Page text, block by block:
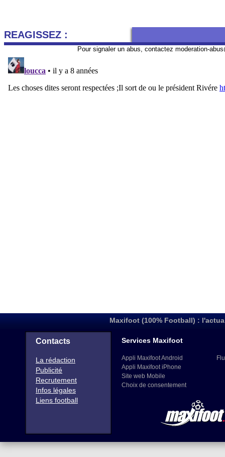
REAGISSEZ :
Pour signaler un abus, contactez moderation-
Maxifoot (100% Football) :
Contacts
La rédaction
Publicité
Recrutement
Infos légales
Liens football
Services Maxifoot
Appli Maxifoot Android
Appli Maxifoot iPhone
Site web Mobile
Choix de consentement